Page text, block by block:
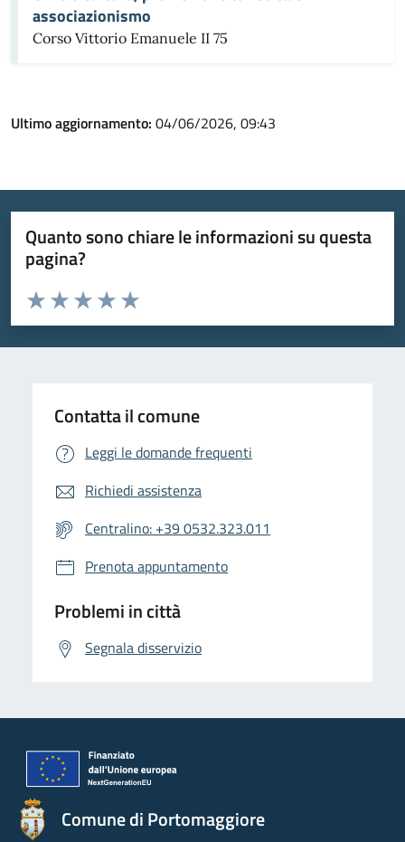
associazionismo
Corso Vittorio Emanuele II 75
Ultimo aggiornamento: 04/06/2026, 09:43
Quanto sono chiare le informazioni su questa
pagina?
Valuta da 1 a 5 stelle la pagina
Valuta 5 stelle su 5
Valuta 4 stelle su 5
Valuta 3 stelle su 5
Valuta 2 stelle su 5
Valuta 1 stelle su 5
Contatta il comune
Leggi le domande frequenti
Richiedi assistenza
Centralino: +39 0532.323.011
Prenota appuntamento
Problemi in città
Segnala disservizio
Comune di Portomaggiore